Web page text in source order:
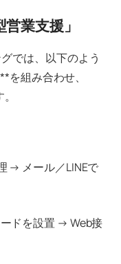
業支援」
では、以下のよう
を組み合わせ、
→ メール／LINEで
ドを設置 → Web接